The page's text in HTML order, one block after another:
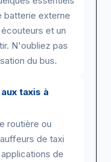
batterie externe
et un
N'oubliez pas
du bus.
taxis à
routière ou
de taxi
de